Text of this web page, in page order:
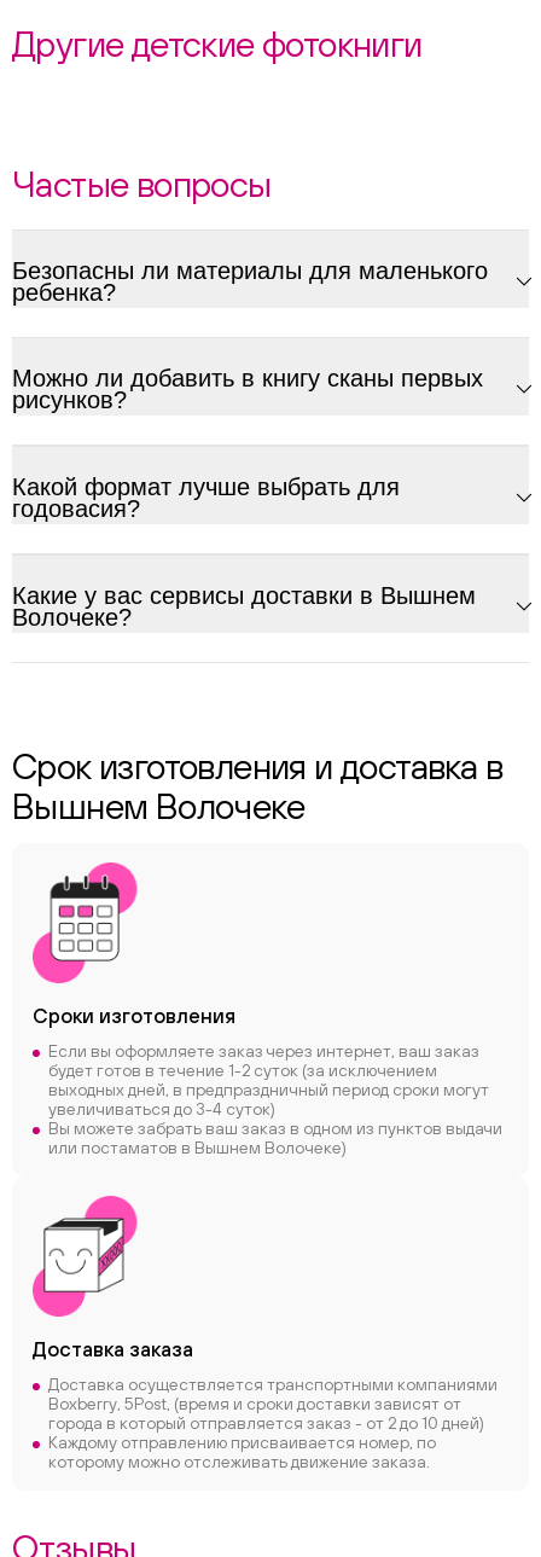
Другие детские фотокниги
Частые вопросы
Безопасны ли материалы для маленького
ребенка?
Можно ли добавить в книгу сканы первых
рисунков?
Какой формат лучше выбрать для
годовасия?
Какие у вас сервисы доставки в Вышнем
Волочеке?
Срок изготовления и доставка в
Вышнем Волочеке
Сроки изготовления
Если вы оформляете заказ через интернет, ваш заказ
будет готов в течение 1-2 суток (за исключением
выходных дней, в предпраздничный период сроки могут
увеличиваться до 3-4 суток)
Вы можете забрать ваш заказ в одном из пунктов выдачи
или постаматов в Вышнем Волочеке)
Доставка заказа
Доставка осуществляется транспортными компаниями
Boxberry, 5Post, (время и сроки доставки зависят от
города в который отправляется заказ - от 2 до 10 дней)
Каждому отправлению присваивается номер, по
которому можно отслеживать движение заказа.
Отзывы